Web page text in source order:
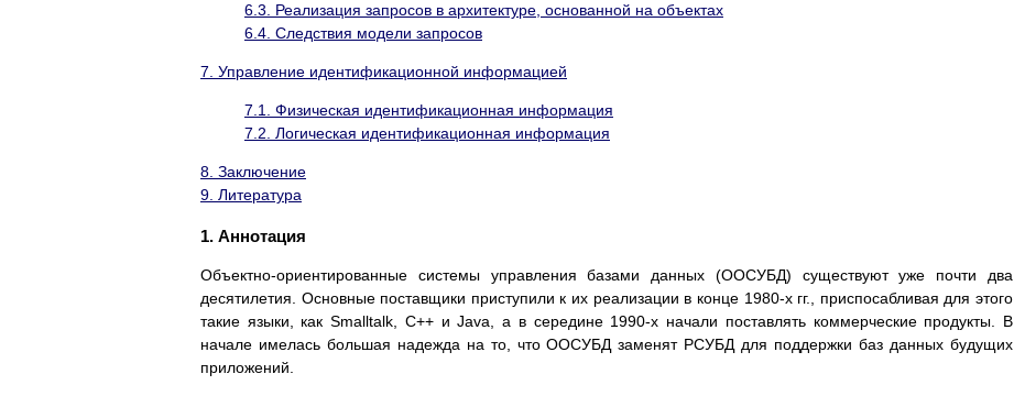
6.3. Реализация запросов в архитектуре, основанной на объектах
6.4. Следствия модели запросов
7. Управление идентификационной информацией
7.1. Физическая идентификационная информация
7.2. Логическая идентификационная информация
8. Заключение
9. Литература
1. Аннотация
Объектно-ориентированные системы управления базами данных (ООСУБД) существуют уже почти два
десятилетия. Основные поставщики приступили к их реализации в конце 1980-х гг., приспосабливая для этого
такие языки, как Smalltalk, C++ и Java, а в середине 1990-х начали поставлять коммерческие продукты. В
начале имелась большая надежда на то, что ООСУБД заменят РСУБД для поддержки баз данных будущих
приложений.